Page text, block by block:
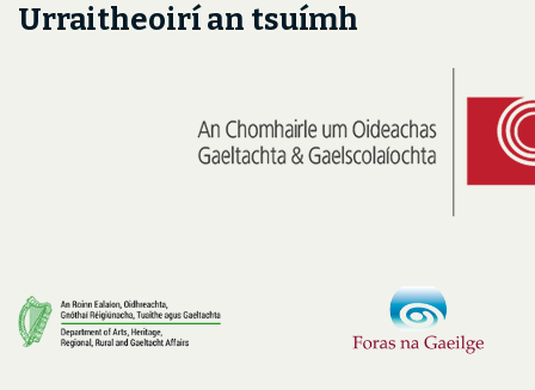
Urraitheoirí an tsuímh